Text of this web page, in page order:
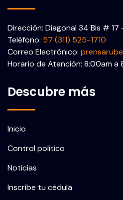
Dirección: Diagonal 34 Bis # 17
Teléfono: 57 (311) 525-1710
Correo Electrónico:
Horario de Atención: 8:00am a
Descubre más
Inicio
Control político
Noticias
Inscribe tu cédula